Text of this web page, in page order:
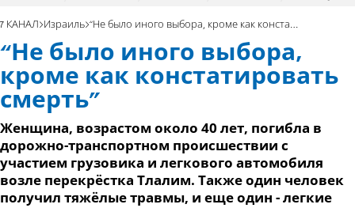
7 КАНАЛ Израиль “Не было иного выбора, кроме как констатировать смерть"
“Не было иного выбора,
кроме как констатировать
смерть"
Женщина, возрастом около 40 лет, погибла в
дорожно-транспортном происшествии с
участием грузовика и легкового автомобиля
возле перекрёстка Тлалим. Также один человек
получил тяжёлые травмы, и еще один - легкие